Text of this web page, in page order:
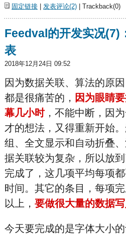
固定链接| 发表评论(2)| Trackback(0)
Feedval的开发实况(7)
表
2018年12月24日 09:52
因为数据关联、算法的原
都是很痛苦的， 因为眼睛
幕几小时，不能中断，因
才的想法，又得重新开始
组、全文显示和自动折叠
据关联较为复杂，所以放
完成了，这几项平均每项
时间。其它的条目，每项
以上， 要做很大量的数据
今天要完成的是字体大小